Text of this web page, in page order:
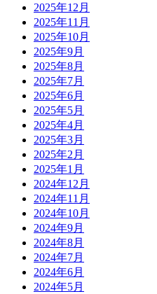
2025年12月
2025年11月
2025年10月
2025年9月
2025年8月
2025年7月
2025年6月
2025年5月
2025年4月
2025年3月
2025年2月
2025年1月
2024年12月
2024年11月
2024年10月
2024年9月
2024年8月
2024年7月
2024年6月
2024年5月